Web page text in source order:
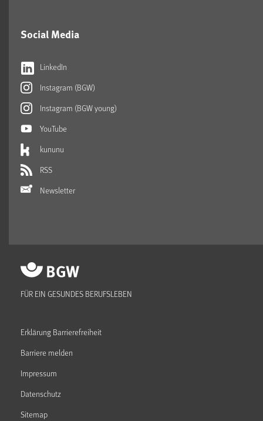
Social Media
LinkedIn
Instagram (BGW)
Instagram (BGW young)
YouTube
kununu
RSS
Newsletter
FÜR EIN GESUNDES BERUFSLEBEN
Erklärung Barrierefreiheit
Barriere melden
Impressum
Datenschutz
Sitemap